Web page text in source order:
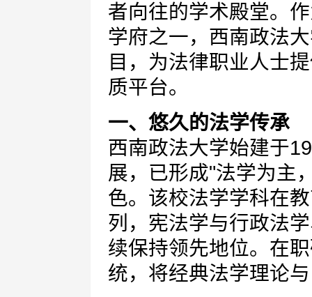
者向往的学术殿堂。
学府之一，西南政法
目，为法律职业人士
质平台。
一、悠久的法学传承
西南政法大学始建于
展，已形成"法学为主
色。该校法学学科在
列，宪法学与行政法
续保持领先地位。在
统，将经典法学理论